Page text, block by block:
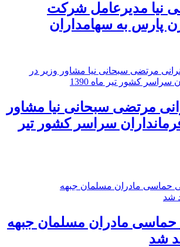
نیا مدیرعامل شرکت
پارس به سهامداران
مرتضی سبحانی نیا مشاور
سراسر کشور تیر
حماسی مادران مسلمان جبهه
شد